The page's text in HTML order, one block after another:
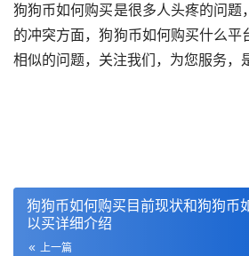
狗狗币如何购买是很多人头疼的问题
的冲突方面，狗狗币如何购买什么平
相似的问题，关注我们，为您服务，
狗狗币如何购买目前现状和狗狗币
以买详细介绍
上一篇